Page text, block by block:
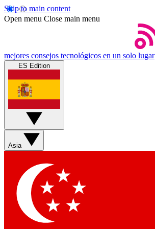
Skip to main content
Open menu Close main menu
mejores consejos tecnológicos en un solo lugar
ES Edition
Asia